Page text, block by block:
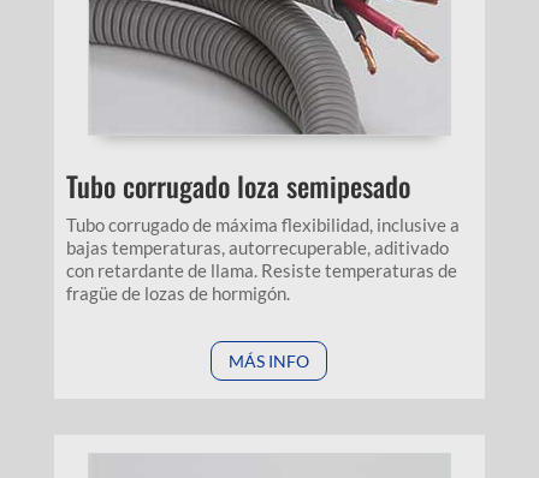
Tubo corrugado loza semipesado
Tubo corrugado de máxima flexibilidad, inclusive a
bajas temperaturas, autorrecuperable, aditivado
con retardante de llama. Resiste temperaturas de
fragüe de lozas de hormigón.
MÁS INFO